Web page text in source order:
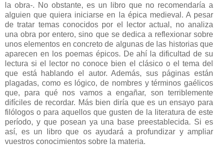
la obra-. No obstante, es un libro que no recomendaría a
alguien que quiera iniciarse en la épica medieval. A pesar
de tratar temas conocidos por el lector actual, no analiza
una obra por entero, sino que se dedica a reflexionar sobre
unos elementos en concreto de algunas de las historias que
aparecen en los poemas épicos. De ahí la dificultad de su
lectura si el lector no conoce bien el clásico o el tema del
que está hablando el autor. Además, sus páginas están
plagadas, como es lógico, de nombres y términos gaélicos
que, para qué nos vamos a engañar, son terriblemente
difíciles de recordar. Más bien diría que es un ensayo para
filólogos o para aquellos que gusten de la literatura de este
período, y que posean ya una base preestablecida. Si es
así, es un libro que os ayudará a profundizar y ampliar
vuestros conocimientos sobre la materia.